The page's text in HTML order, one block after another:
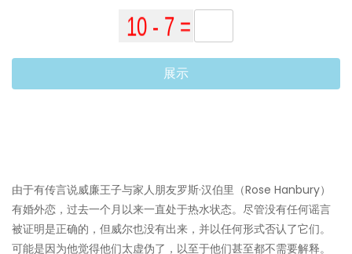
展示
由于有传言说威廉王子与家人朋友罗斯·汉伯里（Rose Hanbury）
有婚外恋，过去一个月以来一直处于热水状态。尽管没有任何谣言
被证明是正确的，但威尔也没有出来，并以任何形式否认了它们。
可能是因为他觉得他们太虚伪了，以至于他们甚至都不需要解释。